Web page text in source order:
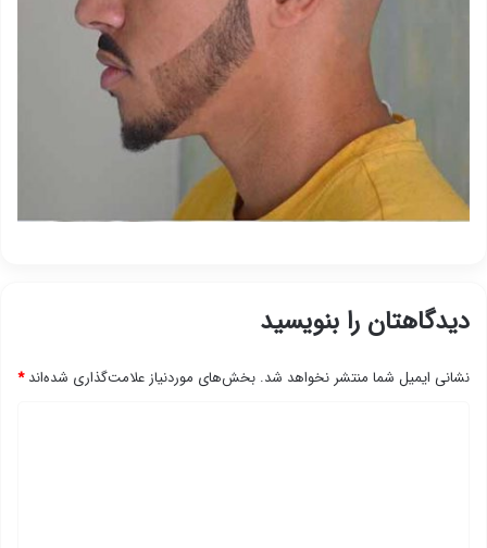
دیدگاهتان را بنویسید
نشانی ایمیل شما منتشر نخواهد شد. بخش‌های موردنیاز علامت‌گذاری شده‌اند*